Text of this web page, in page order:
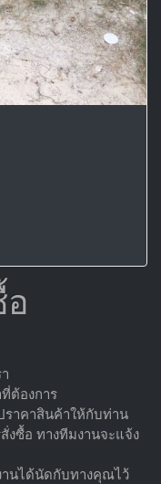
ต้องการ
ราคาสินค้าให้กับท่าน
งซื้อ ทางทีมงานจะแจ้ง
านได้นัดกับทางคุณไว้